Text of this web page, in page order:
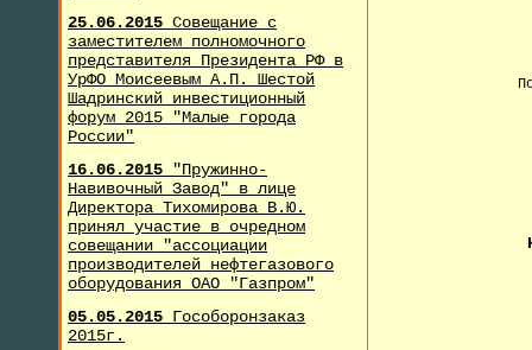
25.06.2015 Совещание с
заместителем полномочного
представителя Президента РФ в
УрФО Моисеевым А.П. Шестой
Шадринский инвестиционный
форум 2015 "Малые города
России"
16.06.2015
"Пружинно-
Навивочный Завод" в лице
Директора Тихомирова В.Ю.
принял участие в очредном
совещании "ассоциации
производителей нефтегазового
оборудования ОАО "Газпром"
05.05.2015 Гособоронзаказ
2015г.